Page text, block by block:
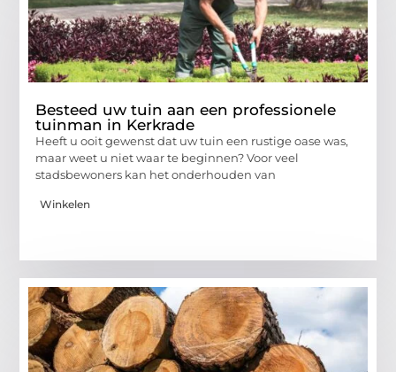
Besteed uw tuin aan een professionele
tuinman in Kerkrade
Heeft u ooit gewenst dat uw tuin een rustige oase was,
maar weet u niet waar te beginnen? Voor veel
stadsbewoners kan het onderhouden van
Winkelen